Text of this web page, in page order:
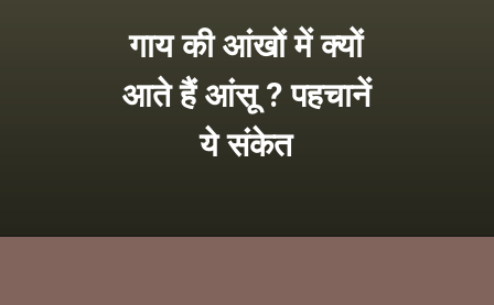
गाय की आंखों में क्यों
आते हैं आंसू ? पहचानें
ये संकेत